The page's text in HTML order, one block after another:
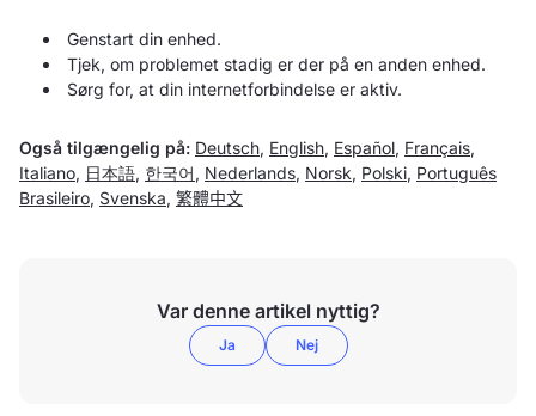
Genstart din enhed.
Tjek, om problemet stadig er der på en anden enhed.
Sørg for, at din internetforbindelse er aktiv.
Også tilgængelig på: Deutsch, English, Español, Français,
Italiano, 日本語, 한국어 , Nederlands, Norsk, Polski, Português
Brasileiro, Svenska, 繁體中文
Var denne artikel nyttig?
Ja Nej